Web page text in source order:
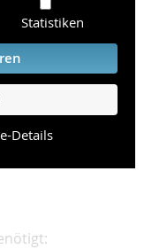
Statistiken
Details
gewährleisten,
einzuhalten.
auf unserer
Fragen